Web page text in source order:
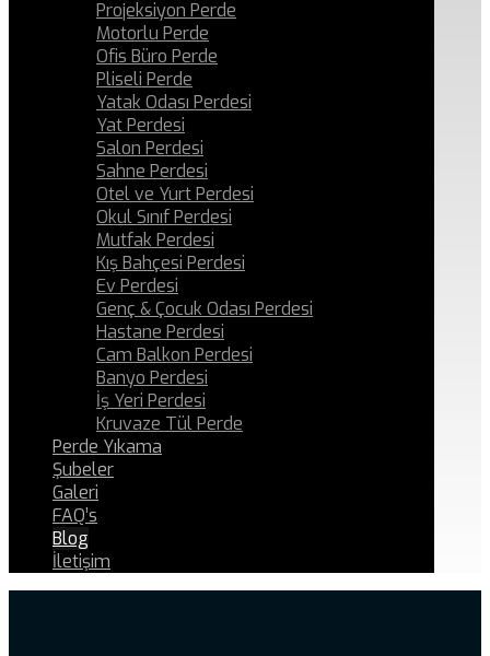
Projeksiyon Perde
Motorlu Perde
Ofis Büro Perde
Pliseli Perde
Yatak Odası Perdesi
Yat Perdesi
Salon Perdesi
Sahne Perdesi
Otel ve Yurt Perdesi
Okul Sınıf Perdesi
Mutfak Perdesi
Kış Bahçesi Perdesi
Ev Perdesi
Genç & Çocuk Odası Perdesi
Hastane Perdesi
Cam Balkon Perdesi
Banyo Perdesi
İş Yeri Perdesi
Kruvaze Tül Perde
Perde Yıkama
Şubeler
Galeri
FAQ’s
Blog
İletişim